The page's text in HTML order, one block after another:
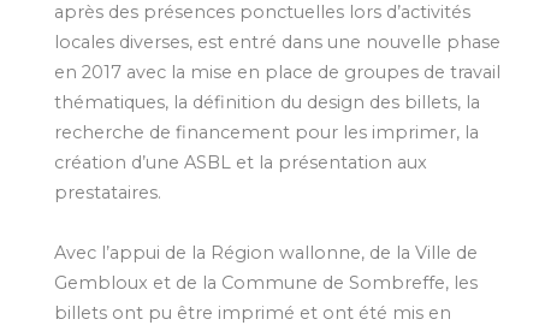
après des présences ponctuelles lors d’activités
locales diverses, est entré dans une nouvelle phase
en 2017 avec la mise en place de groupes de travail
thématiques, la définition du design des billets, la
recherche de financement pour les imprimer, la
création d’une ASBL et la présentation aux
prestataires.
Avec l’appui de la Région wallonne, de la Ville de
Gembloux et de la Commune de Sombreffe, les
billets ont pu être imprimé et ont été mis en